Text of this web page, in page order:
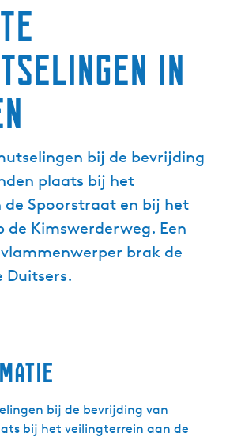
in
bij de bevrijding
plaats bij het
Spoorstraat en bij het
de Kimswerderweg. Een
brak de
Duitsers.
bij de bevrijding van
bij het veilingterrein aan de